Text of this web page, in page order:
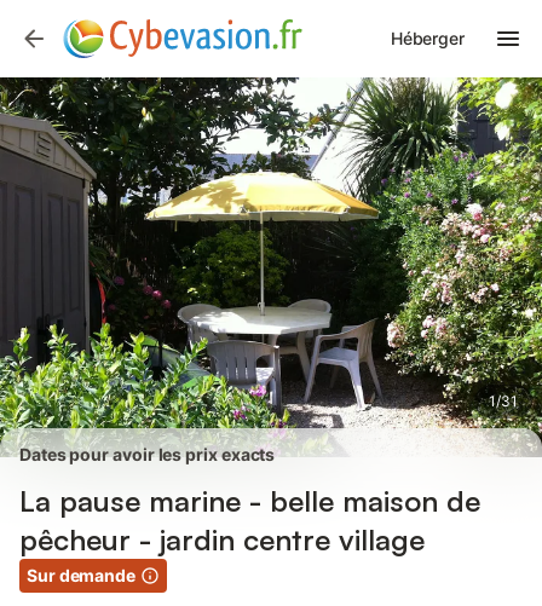
Héberger
1/31
Photos Équipements Avis des voyageurs
Dates pour avoir les prix exacts
La pause marine - belle maison de
pêcheur - jardin centre village
Sur demande